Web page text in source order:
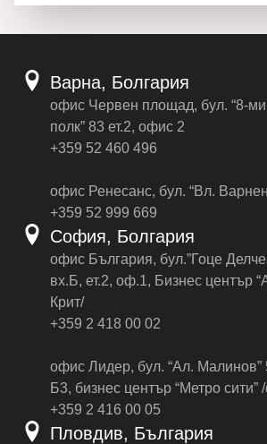
Варна, Болгария
офис Червен площад, бул. “8-
полк” 83 ет.2, офис 2
+359 52 460 496
офис Ренесанс, бул. “Вл.
+359 52 999 669
София, Болгария
офис България, бул.”Гоце
вх.Б, ет.2, оф.1, Бизнес център
Крит/
+359 2 418 00 02
офис Лидер, бул. “Ал. Малинов”
Б3, бизнес център “Метро сити”
+359 2 416 00 05
Пловдив, България